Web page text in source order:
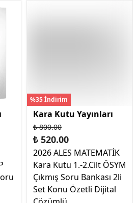
%35 İndirim
Kara Kutu Yayınları
₺ 800.00
₺ 520.00
2026 ALES MATEMATİK
Kara Kutu 1.-2.Cilt ÖSYM
Çıkmış Soru Bankası 2li
Set Konu Özetli Dijital